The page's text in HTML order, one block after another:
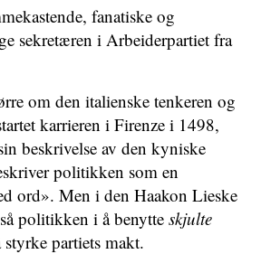
fanatiske og
sekretæren i Arbeiderpartiet fra
om den italienske tenkeren og
karrieren i Firenze i 1498,
beskrivelse av den kyniske
politikken som en
ord». Men i den Haakon Lieske
politikken i å benytte skjulte
partiets makt.